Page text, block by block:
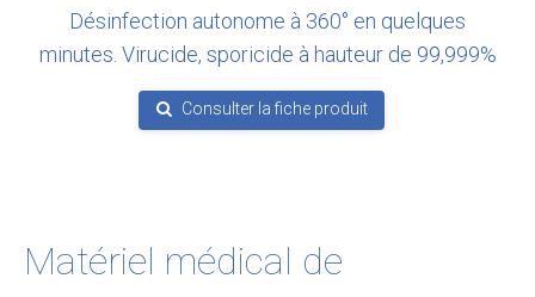
Désinfection autonome à 360° en quelques
minutes. Virucide, sporicide à hauteur de 99,999%
Consulter la fiche produit
Matériel médical de